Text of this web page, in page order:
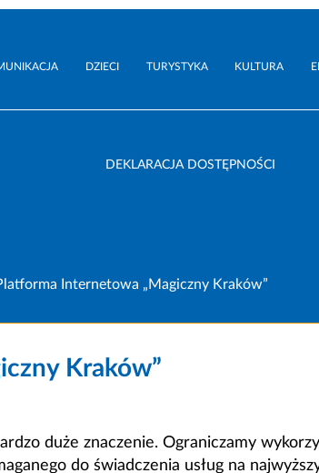
DZIECI TURYSTYKA KULTURA
DEKLARACJA DOSTĘPNOŚCI
Internetowa „Magiczny Kraków”
Kraków”
duże znaczenie. Ograniczamy
do świadczenia usług na